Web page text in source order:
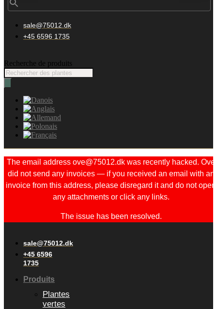
sale@75012.dk
+45 6596 1735
Recherche de produits
The email address ove@75012.dk was recently hacked. Ove
did not send any invoices — if you received an email with an
invoice from this address, please disregard it and do not open
any attachments or click any links.
The issue has been resolved.
sale@75012.dk
+45 6596
1735
Produits
Plantes
vertes